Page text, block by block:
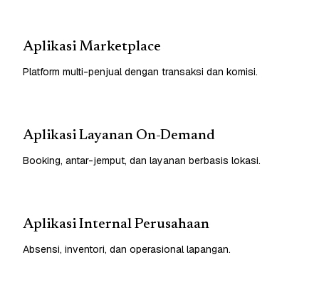
Aplikasi Marketplace
Platform multi-penjual dengan transaksi dan komisi.
Aplikasi Layanan On-Demand
Booking, antar-jemput, dan layanan berbasis lokasi.
Aplikasi Internal Perusahaan
Absensi, inventori, dan operasional lapangan.